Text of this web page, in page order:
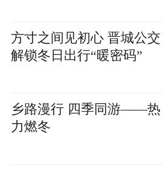
方寸之间见初心 晋城公交
解锁冬日出行“暖密码”
乡路漫行 四季同游——热
力燃冬